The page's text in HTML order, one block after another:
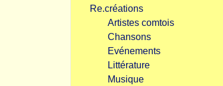
Re.créations
Artistes comtois
Chansons
Evénements
Littérature
Musique